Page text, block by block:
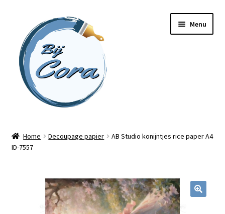
naar
navigatie
inhoud
Menu
Workshops
Home Decoupage papier
AB Studio konijntjes rice paper A4
ID-7557